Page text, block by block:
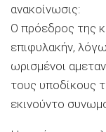
ανακοίνωσις:
Ο πρόεδρος της
επιφυλακήν,
ωρισμένοι
τους υποδίκους
εκινούντο